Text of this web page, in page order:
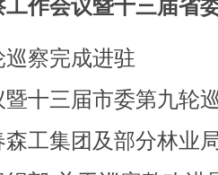
察完成进驻